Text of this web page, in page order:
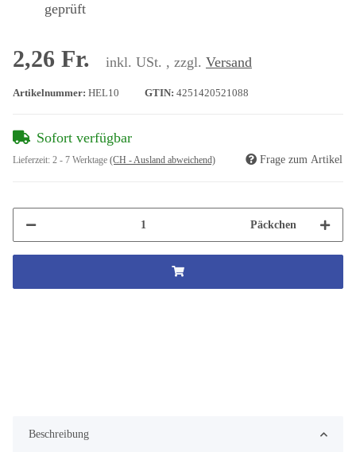
geprüft
2,26 Fr. inkl. USt. , zzgl. Versand
Artikelnummer: HEL10 GTIN: 4251420521088
Sofort verfügbar
Lieferzeit: 2 - 7 Werktage (CH - Ausland abweichend) Frage zum Artikel
Päckchen
Beschreibung